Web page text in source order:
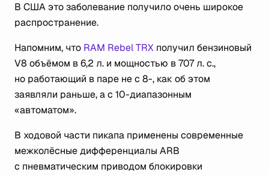
В США это заболевание получило очень широкое
распространение.
Напомним, что RАМ Rebel TRX получил бензиновый
V8 объёмом в 6,2 л. и мощностью в 707 л. с.,
но работающий в паре не с 8-, как об этом
заявляли раньше, а с 10-диапазонным
«автоматом».
В ходовой части пикапа применены современные
межколёсные дифференциалы ARB
с пневматическим приводом блокировки